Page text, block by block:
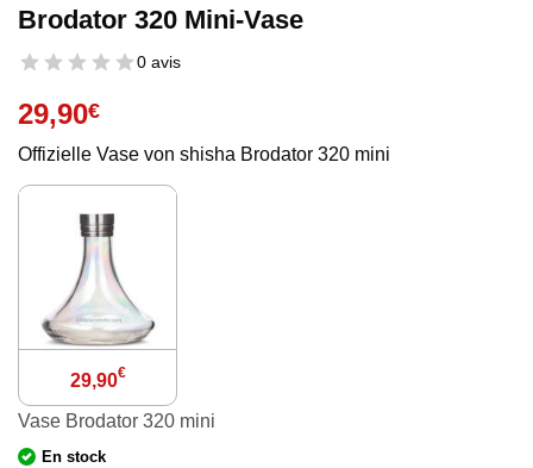
Brodator 320 Mini-Vase
0 avis
29,90€
Offizielle Vase von shisha Brodator 320 mini
29,90€
Vase Brodator 320 mini
En stock